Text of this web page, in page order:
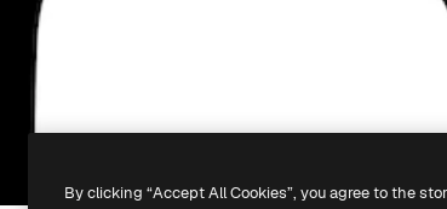
By clicking “Accept All Cookies”, you agree to the